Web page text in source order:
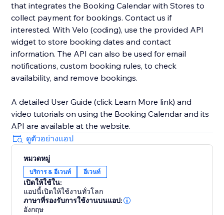
that integrates the Booking Calendar with Stores to
collect payment for bookings. Contact us if
interested. With Velo (coding), use the provided API
widget to store booking dates and contact
information. The API can also be used for email
notifications, custom booking rules, to check
availability, and remove bookings.
A detailed User Guide (click Learn More link) and
video tutorials on using the Booking Calendar and its
API are available at the website.
ดูตัวอย่างแอป
หมวดหมู่
บริการ & อีเวนท์ อีเวนท์
เปิดให้ใช้ใน:
แอปนี้เปิดให้ใช้งานทั่วโลก
ภาษาที่รองรับการใช้งานบนแอป:
อังกฤษ